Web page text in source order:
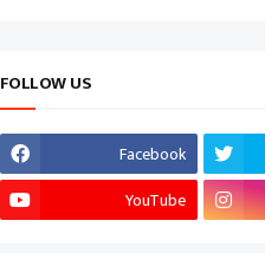
FOLLOW US
Facebook
YouTube